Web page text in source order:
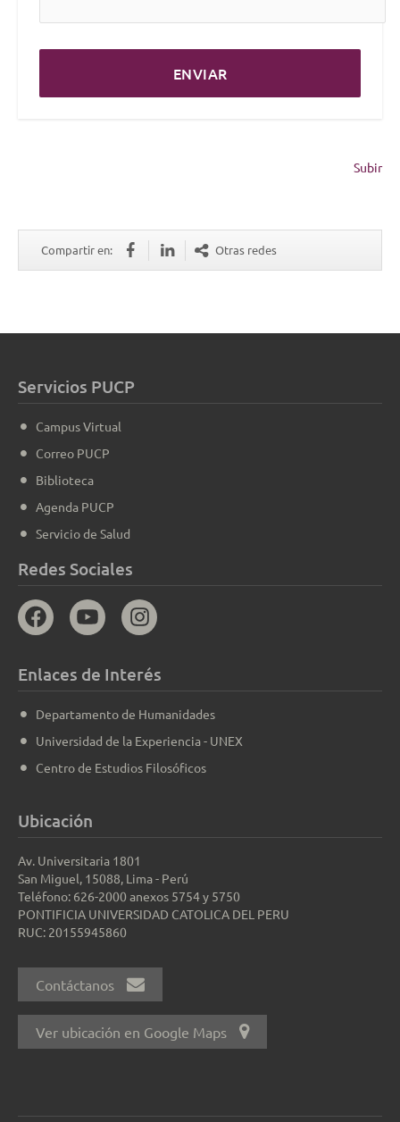
ENVIAR
Subir
Compartir en: Otras redes
Servicios PUCP
Campus Virtual
Correo PUCP
Biblioteca
Agenda PUCP
Servicio de Salud
Redes Sociales
Enlaces de Interés
Departamento de Humanidades
Universidad de la Experiencia - UNEX
Centro de Estudios Filosóficos
Ubicación
Av. Universitaria 1801
San Miguel, 15088, Lima - Perú
Teléfono: 626-2000 anexos 5754 y 5750
PONTIFICIA UNIVERSIDAD CATOLICA DEL PERU
RUC: 20155945860
Contáctanos
Ver ubicación en Google Maps